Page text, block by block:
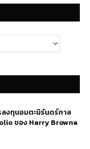
งทุนอมตะนิรันดร์กาล
ของ Harry Browne